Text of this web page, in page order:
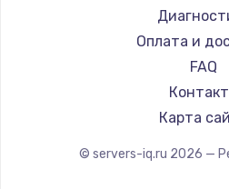
900 руб.
Установка /
Оплата и
FAQ
Карта
© servers-iq.ru 2026 —